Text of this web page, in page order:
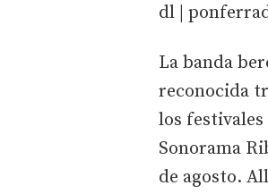
dl |
La banda
reconocida
los festivales
Sonorama
de agosto.